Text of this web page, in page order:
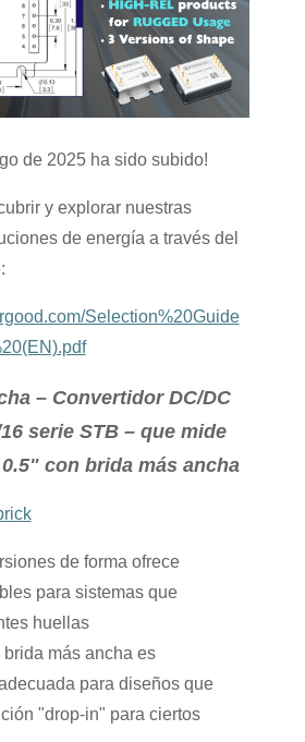
de 2025 ha sido subido!
y explorar nuestras
de energía a través del
Selection%20Guide
– Convertidor DC/DC
serie STB – que mide
con brida más ancha
de forma ofrece
para sistemas que
huellas
brida más ancha es
para diseños que
"drop-in" para ciertos